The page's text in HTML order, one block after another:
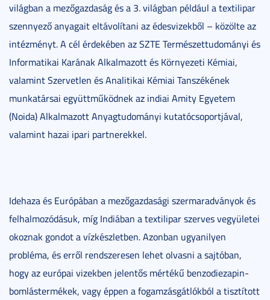
világban a mezőgazdaság és a 3. világban például a textilipar
szennyező anyagait eltávolítani az édesvizekből – közölte az
intézményt. A cél érdekében az SZTE Természettudományi és
Informatikai Karának Alkalmazott és Környezeti Kémiai,
valamint Szervetlen és Analitikai Kémiai Tanszékének
munkatársai együttműködnek az indiai Amity Egyetem
(Noida) Alkalmazott Anyagtudományi kutatócsoportjával,
valamint hazai ipari partnerekkel.
Idehaza és Európában a mezőgazdasági szermaradványok és
felhalmozódásuk, míg Indiában a textilipar szerves vegyületei
okoznak gondot a vízkészletben. Azonban ugyanilyen
probléma, és erről rendszeresen lehet olvasni a sajtóban,
hogy az európai vizekben jelentős mértékű benzodiezapin-
bomlástermékek, vagy éppen a fogamzásgátlókból a tisztított